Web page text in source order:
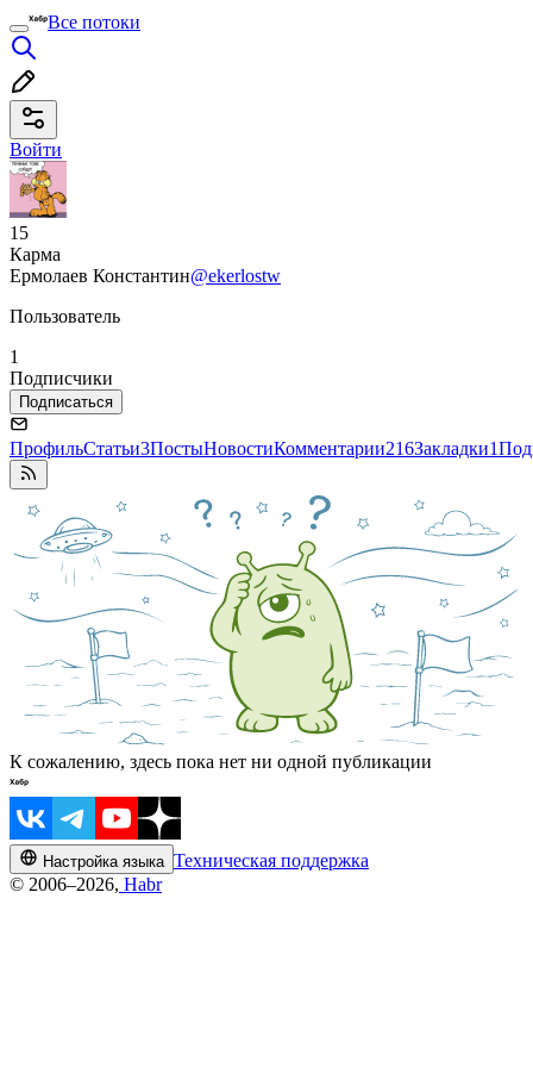
Все потоки
Войти
15
Карма
Ермолаев Константин@ekerlostw
Пользователь
1
Подписчики
Подписаться
ПрофильСтатьи3ПостыНовостиКомментарии216Закладки1
К сожалению, здесь пока нет ни одной публикации
Настройка языка Техническая поддержка
© 2006–2026, Habr